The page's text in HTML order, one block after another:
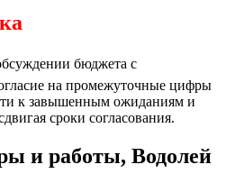
бюджета с
на промежуточные цифры
к завышенным ожиданиям и
сроки согласования.
и работы, Водолей